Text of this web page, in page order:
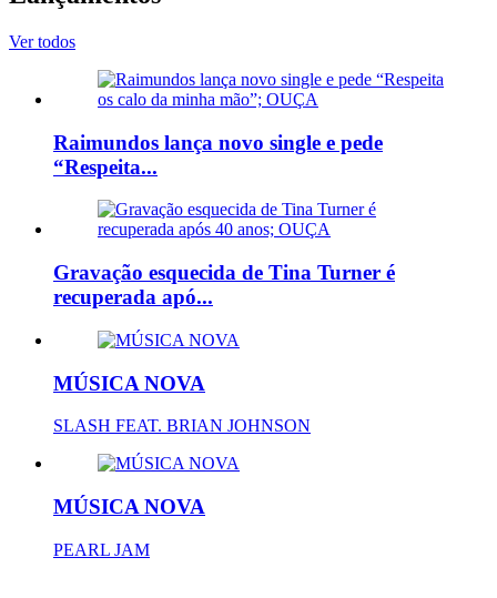
Ver todos
Raimundos lança novo single e pede
“Respeita...
Gravação esquecida de Tina Turner é
recuperada apó...
MÚSICA NOVA
SLASH FEAT. BRIAN JOHNSON
MÚSICA NOVA
PEARL JAM